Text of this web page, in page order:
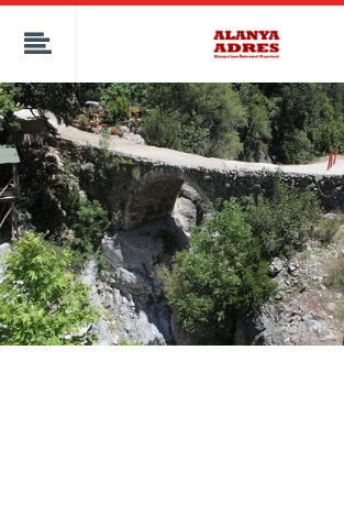
kaçak bahis
deneme bonusu
canlı bahis siteleri
deneme bonusu veren siteler
bahis siteleri
porno izle